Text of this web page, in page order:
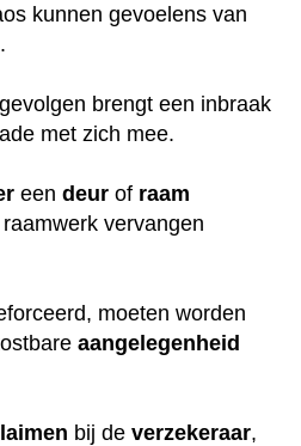
kunnen gevoelens van
.
brengt een inbraak
met zich mee.
een deur of raam
vervangen
moeten worden
aangelegenheid
bij de verzekeraar,